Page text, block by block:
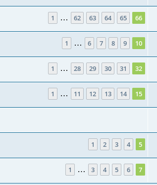
1 … 62 63 64 65 66
1 … 6 7 8 9 10
1 … 28 29 30 31 32
1 … 11 12 13 14 15
1 2 3 4 5
1 … 3 4 5 6 7